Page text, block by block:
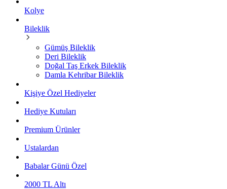
Kolye
Bileklik
Gümüş Bileklik
Deri Bileklik
Doğal Taş Erkek Bileklik
Damla Kehribar Bileklik
Kişiye Özel Hediyeler
Hediye Kutuları
Premium Ürünler
Ustalardan
Babalar Günü Özel
2000 TL Altı